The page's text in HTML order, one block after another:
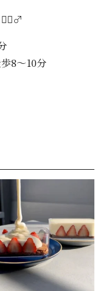
🏻‍♂️
8〜10分